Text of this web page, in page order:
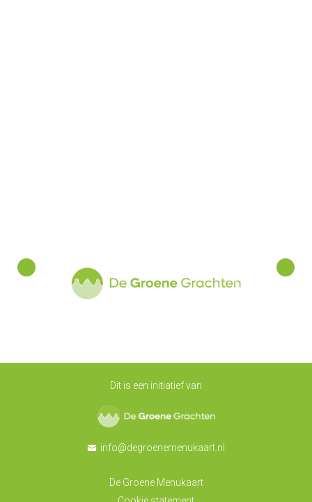
Dit is een initiatief van
info@degroenemenukaart.nl
De Groene Menukaart